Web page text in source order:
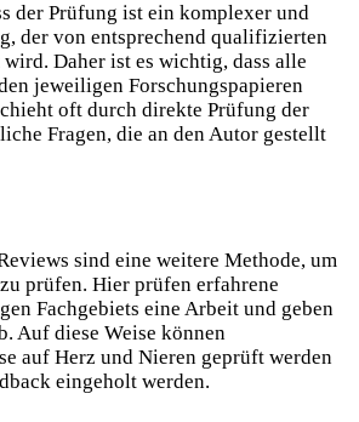
der Prüfung ist ein komplexer und
der von entsprechend qualifizierten
Daher ist es wichtig, dass alle
jeweiligen Forschungspapieren
oft durch direkte Prüfung der
Fragen, die an den Autor gestellt
sind eine weitere Methode, um
prüfen. Hier prüfen erfahrene
Fachgebiets eine Arbeit und geben
Auf diese Weise können
auf Herz und Nieren geprüft werden
eingeholt werden.